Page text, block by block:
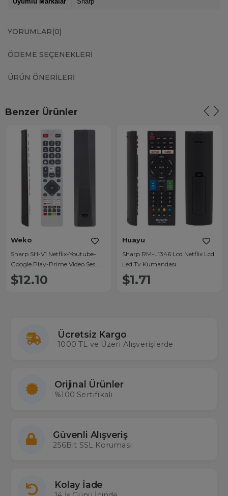
YORUMLAR(0)
ÖDEME SEÇENEKLERI
ÜRÜN ÖNERILERI
Benzer Ürünler
Weko
Sharp SH-V1 Netflix-Youtube-
Google Play-Prime Video Ses
Komutlu Lcd-Led Tv Kumanda
$12.10
Huayu
Sharp RM-L1346 Lcd Netflix Lcd
Led Tv Kumandası
$1.71
Ücretsiz Kargo
1000 TL ve Üzeri Alışverişlerde
Orijinal Ürünler
%100 Sertifikalı
Güvenli Alışveriş
256Bit SSL Koruması
Kolay İade